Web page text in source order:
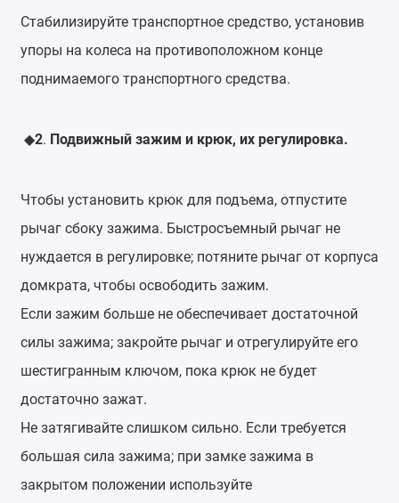
Стабилизируйте транспортное средство, установив
упоры на колеса на противоположном конце
поднимаемого транспортного средства.
◆2. Подвижный зажим и крюк, их регулировка.
Чтобы установить крюк для подъема, отпустите
рычаг сбоку зажима. Быстросъемный рычаг не
нуждается в регулировке; потяните рычаг от корпуса
домкрата, чтобы освободить зажим.
Если зажим больше не обеспечивает достаточной
силы зажима; закройте рычаг и отрегулируйте его
шестигранным ключом, пока крюк не будет
достаточно зажат.
Не затягивайте слишком сильно. Если требуется
большая сила зажима; при замке зажима в
закрытом положении используйте